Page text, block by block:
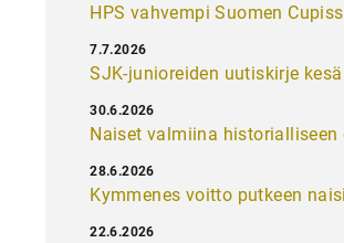
HPS vahvempi Suomen
SJK-junioreiden uutiskirje
7.7.2026
Naiset valmiina historialliseen
30.6.2026
Kymmenes voitto putkeen
28.6.2026
22.6.2026